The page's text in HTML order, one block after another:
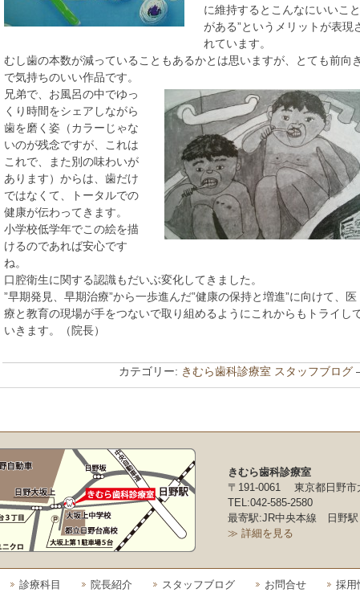
に維持するとこんなにいいこと
がある”というメリットが表現
れています。
むし歯の本数が減っていることもあるかとは思いますが、とても前向き
で気持ちのいい作品です。
兄弟で、お風呂の中でゆっ
くり時間をシェアしながら
歯を磨く姿（カラーじゃな
いのが残念ですが、これは
これで、また別の味わいが
あります）からは、歯だけ
ではなくて、トータルでの
健康が伝わってきます。
小学校低学年でこの絵を描
けるのであれば安心です
ね。
口腔衛生に関する認識もだいぶ変化してきました。
”早期発見、早期治療”から一歩進んだ”健康の保持と増進”に向けて、医
療と教育の現場が手をつないで取り組めるようにこれからもトライし
いきます。（院長）
カテゴリー: きむら歯科診療室 スタッフブログ
きむら歯科診療室
〒191-0061 東京都日野市
TEL:042-585-2580
最寄駅:JR中央本線 日野駅
≫ 詳細を見る
診療科目 院長紹介 スタッフブログ お問合せ
採用